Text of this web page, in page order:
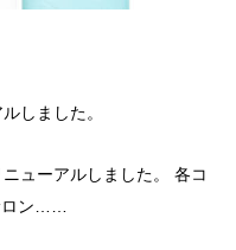
しました。
ューアルしました。 各コ
ロン……